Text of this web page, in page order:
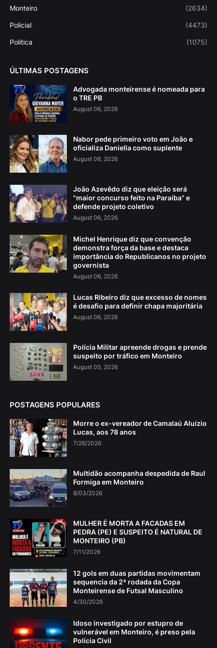
Monteiro (2634)
Policial (4473)
Politica (1075)
ÚLTIMAS POSTAGENS
Advogada monteirense é nomeada para
o TRE PB
August 06, 2026
Nabor pede primeiro voto em João e
oficializa Daniella como suplente
August 06, 2026
João Azevêdo diz que eleição será
"maior concurso feito na Paraíba" e
defende projeto coletivo
August 06, 2026
Michel Henrique diz que convenção
demonstra força da base e destaca
importância do Republicanos no projeto
governista
August 06, 2026
Lucas Ribeiro diz que excesso de nomes
é desafio para definir chapa majoritária
August 06, 2026
Polícia Militar apreende drogas e prende
suspeito por tráfico em Monteiro
August 05, 2026
POSTAGENS POPULARES
Morre o ex-vereador de Camalaú Aluízio
Lucas, aos 78 anos
7/26/2026
Multidão acompanha despedida de Raul
Formiga em Monteiro
8/03/2026
MULHER É MORTA A FACADAS EM
PEDRA (PE) E SUSPEITO É NATURAL DE
MONTEIRO (PB)
7/11/2026
12 gols em duas partidas movimentam
sequencia da 2ª rodada da Copa
Monteirense de Futsal Masculino
4/30/2026
Idoso investigado por estupro de
vulnerável em Monteiro, é preso pela
Polícia Civil